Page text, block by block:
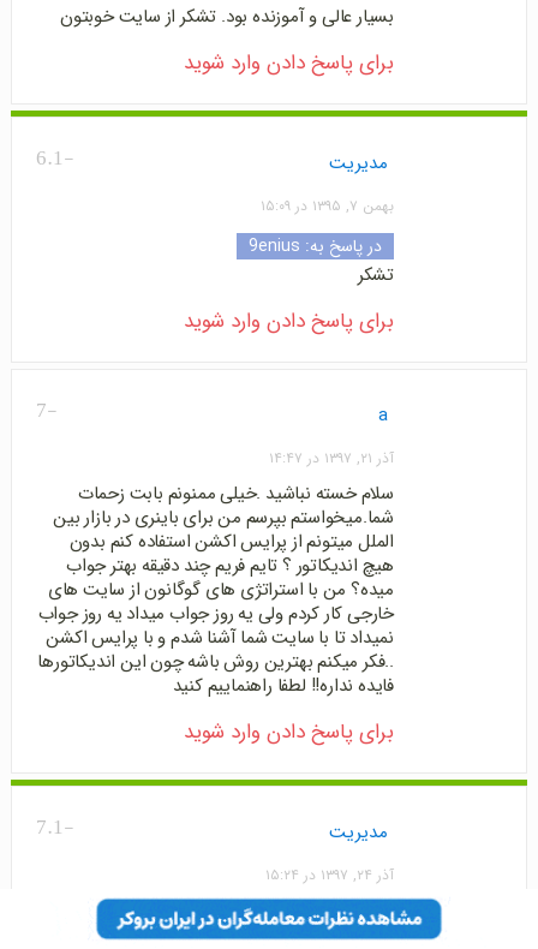
بسیار عالی و آموزنده بود. تشکر از سایت خوبتون
برای پاسخ دادن وارد شوید
-6.1 مدیریت
بهمن ۷, ۱۳۹۵ در ۱۵:۰۹
در پاسخ به: 9enius
تشکر
برای پاسخ دادن وارد شوید
-7 a
آذر ۲۱, ۱۳۹۷ در ۱۴:۴۷
سلام خسته نباشید .خیلی ممنونم بابت زحمات
شما.میخواستم بپرسم من برای باینری در بازار بین
الملل میتونم از پرایس اکشن استفاده کنم بدون
هیچ اندیکاتور ؟ تایم فریم چند دقیقه بهتر جواب
میده؟ من با استراتژی های گوگانون از سایت های
خارجی کار کردم ولی یه روز جواب میداد یه روز جواب
نمیداد تا با سایت شما آشنا شدم و با پرایس اکشن
..فکر میکنم بهترین روش باشه چون این اندیکاتورها
فایده نداره!! لطفا راهنماییم کنید
برای پاسخ دادن وارد شوید
-7.1 مدیریت
آذر ۲۴, ۱۳۹۷ در ۱۵:۲۴
در پاسخ به:a